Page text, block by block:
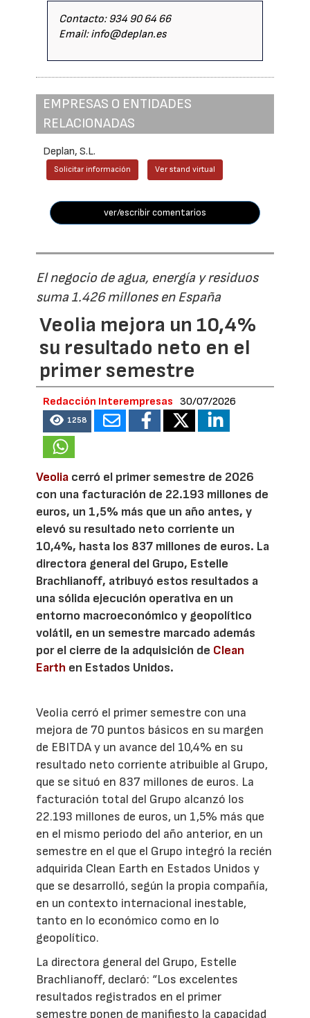
Contacto: 934 90 64 66
Email: info@deplan.es
EMPRESAS O ENTIDADES
RELACIONADAS
Deplan, S.L.
Solicitar información Ver stand virtual
ver/escribir comentarios
El negocio de agua, energía y residuos
suma 1.426 millones en España
Veolia mejora un 10,4%
su resultado neto en el
primer semestre
Redacción Interempresas 30/07/2026
1258
Veolia cerró el primer semestre de 2026
con una facturación de 22.193 millones de
euros, un 1,5% más que un año antes, y
elevó su resultado neto corriente un
10,4%, hasta los 837 millones de euros. La
directora general del Grupo, Estelle
Brachlianoff, atribuyó estos resultados a
una sólida ejecución operativa en un
entorno macroeconómico y geopolítico
volátil, en un semestre marcado además
por el cierre de la adquisición de Clean
Earth en Estados Unidos.
Veolia cerró el primer semestre con una
mejora de 70 puntos básicos en su margen
de EBITDA y un avance del 10,4% en su
resultado neto corriente atribuible al Grupo,
que se situó en 837 millones de euros. La
facturación total del Grupo alcanzó los
22.193 millones de euros, un 1,5% más que
en el mismo periodo del año anterior, en un
semestre en el que el Grupo integró la recién
adquirida Clean Earth en Estados Unidos y
que se desarrolló, según la propia compañía,
en un contexto internacional inestable,
tanto en lo económico como en lo
geopolítico.
La directora general del Grupo, Estelle
Brachlianoff, declaró: “Los excelentes
resultados registrados en el primer
semestre ponen de manifiesto la capacidad